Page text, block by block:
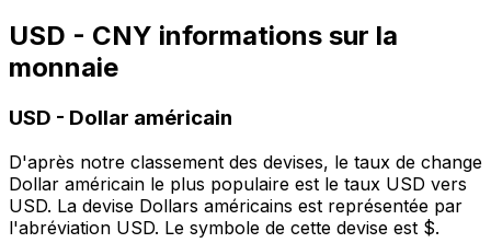
USD - CNY informations sur la
monnaie
USD - Dollar américain
D'après notre classement des devises, le taux de change
Dollar américain le plus populaire est le taux USD vers
USD. La devise Dollars américains est représentée par
l'abréviation USD. Le symbole de cette devise est $.